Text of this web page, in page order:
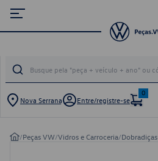
Nova Serrana Entre/registre-se
0
/Peças VW/Vidros e Carroceria/Dobradiças